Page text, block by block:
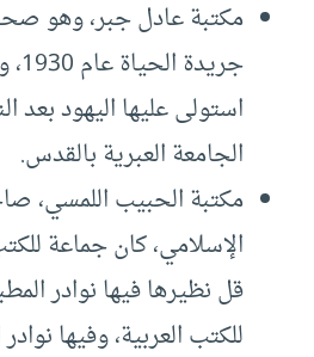
مكتبة عادل جبر، وهو
استولى عليها اليهود بعد
الجامعة العبرية بالقدس.
مكتبة الحبيب اللمسي،
الإسلامي، كان جماعة
قل نظيرها فيها نوادر
للكتب العربية، وفيها